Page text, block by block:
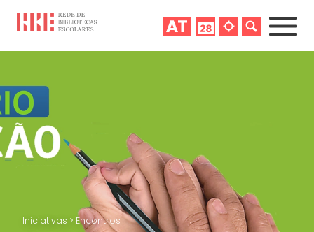
Iniciativas > Encontros